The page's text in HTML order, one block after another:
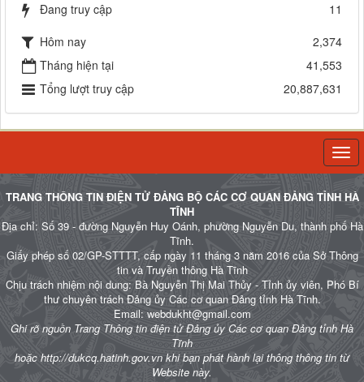
Đang truy cập
11
Hôm nay
2,374
Tháng hiện tại
41,553
Tổng lượt truy cập
20,887,631
TRANG THÔNG TIN ĐIỆN TỬ ĐẢNG BỘ CÁC CƠ QUAN ĐẢNG TỈNH HÀ
TĨNH
Địa chỉ: Số 39 - đường Nguyễn Huy Oánh, phường Nguyễn Du, thành phố Hà
Tĩnh.
Giấy phép số 02/GP-STTTT, cấp ngày 11 tháng 3 năm 2016 của Sở Thông
tin và Truyền thông Hà Tĩnh
Chịu trách nhiệm nội dung: Bà Nguyễn Thị Mai Thủy - Tỉnh ủy viên, Phó Bí
thư chuyên trách Đảng ủy Các cơ quan Đảng tỉnh Hà Tĩnh.
Email: webdukht@gmail.com
Ghi rõ nguồn Trang Thông tin điện tử Đảng ủy Các cơ quan Đảng tỉnh Hà
Tĩnh
hoặc http://dukcq.hatinh.gov.vn khi bạn phát hành lại thông thông tin từ
Website này.